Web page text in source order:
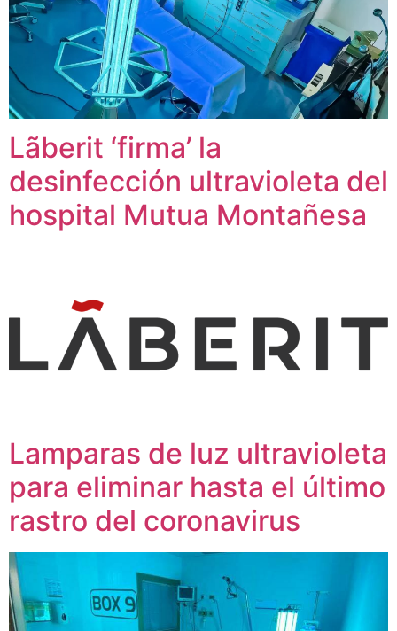
Lãberit ‘firma’ la
desinfección ultravioleta del
hospital Mutua Montañesa
Lamparas de luz ultravioleta
para eliminar hasta el último
rastro del coronavirus